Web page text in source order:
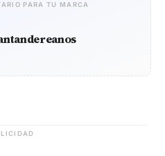
PARA TU MARCA